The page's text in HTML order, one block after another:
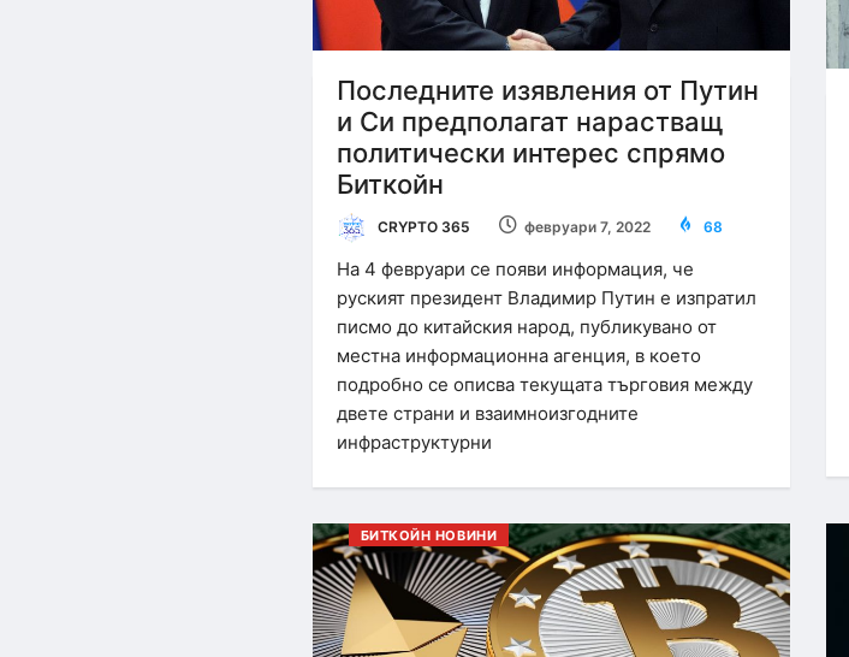
Последните изявления от Путин
и Си предполагат нарастващ
политически интерес спрямо
Биткойн
CRYPTO 365 февруари 7, 2022 68
На 4 февруари се появи информация, че
руският президент Владимир Путин е изпратил
писмо до китайския народ, публикувано от
местна информационна агенция, в което
подробно се описва текущата търговия между
двете страни и взаимноизгодните
инфраструктурни
БИТКОЙН НОВИНИ